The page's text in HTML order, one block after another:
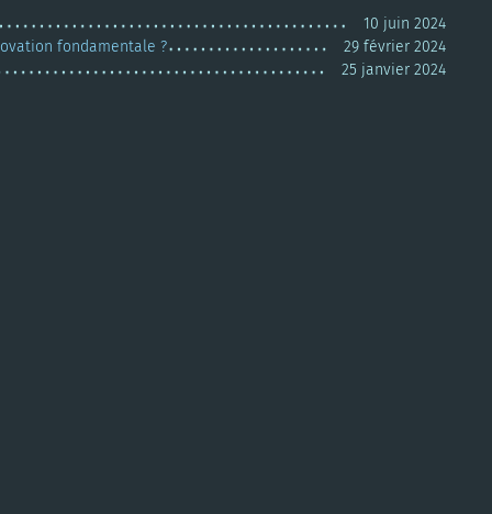
10 juin 2024
fondamentale ?
29 février 2024
25 janvier 2024